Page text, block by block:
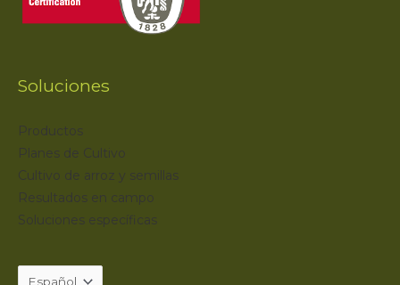
Soluciones
Productos
Planes de Cultivo
Cultivo de arroz y semillas
Resultados en campo
Soluciones específicas